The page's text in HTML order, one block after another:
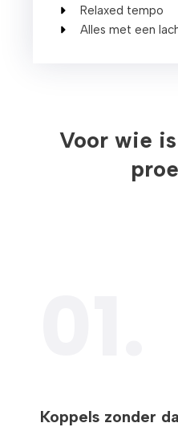
Relaxed tempo
Alles met een
Voor wie
Koppels zonder